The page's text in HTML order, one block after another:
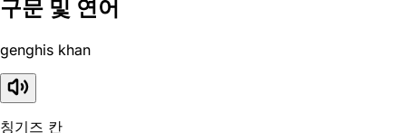
구문 및 연어
genghis khan
칭기즈 칸